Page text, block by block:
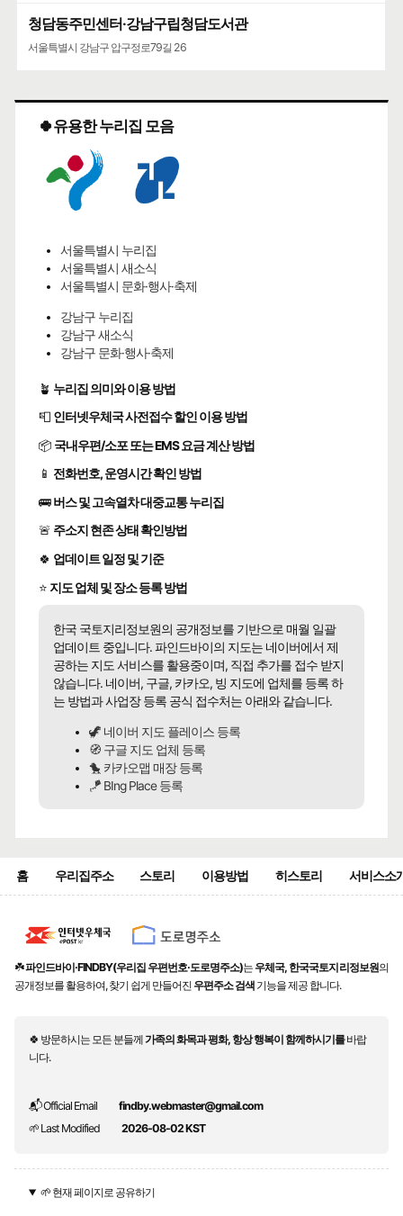
청담동주민센터·강남구립청담도서관
서울특별시 강남구 압구정로79길 26
🍀유용한 누리집 모음
서울특별시 누리집
서울특별시 새소식
서울특별시 문화·행사·축제
강남구 누리집
강남구 새소식
강남구 문화·행사·축제
🪴 누리집 의미와 이용 방법
📮 인터넷우체국 사전접수 할인 이용 방법
📦 국내우편/소포 또는 EMS 요금 계산 방법
📱 전화번호, 운영시간 확인 방법
🚌버스 및 고속열차 대중교통 누리집
🚨 주소지 현존 상태 확인방법
🍀 업데이트 일정 및 기준
⭐ 지도 업체 및 장소 등록 방법
한국 국토지리정보원의 공개정보를 기반으로 매월 일괄
업데이트 중입니다. 파인드바이의 지도는 네이버에서 제
공하는 지도 서비스를 활용중이며, 직접 추가를 접수 받지
않습니다. 네이버, 구글, 카카오, 빙 지도에 업체를 등록 하
는 방법과 사업장 등록 공식 접수처는 아래와 같습니다.
🦖 네이버 지도 플레이스 등록
🧭 구글 지도 업체 등록
🐤 카카오맵 매장 등록
🪁 BIng Place 등록
홈 우리집주소 스토리 이용방법 히스토리 서비스소
☘️파인드바이·FINDBY(우리집 우편번호·도로명주소)는 우체국, 한국국토지리정보원의
공개정보를 활용하여, 찾기 쉽게 만들어진 우편주소 검색 기능을 제공 합니다.
🍀 방문하시는 모든 분들께가족의 화목과 평화, 항상 행복이 함께하시기를바랍
니다.
📬 Official Email
findby.webmaster@gmail.com
🌱 Last Modified
2026-08-02 KST
🌱 현재 페이지로 공유하기